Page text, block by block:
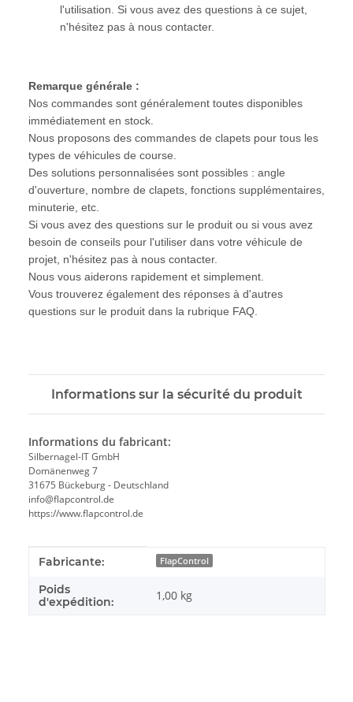
l'utilisation. Si vous avez des questions à ce sujet,
n'hésitez pas à nous contacter.
Remarque générale :
Nos commandes sont généralement toutes disponibles
immédiatement en stock.
Nous proposons des commandes de clapets pour tous les
types de véhicules de course.
Des solutions personnalisées sont possibles : angle
d'ouverture, nombre de clapets, fonctions supplémentaires,
minuterie, etc.
Si vous avez des questions sur le produit ou si vous avez
besoin de conseils pour l'utiliser dans votre véhicule de
projet, n'hésitez pas à nous contacter.
Nous vous aiderons rapidement et simplement.
Vous trouverez également des réponses à d'autres
questions sur le produit dans la rubrique FAQ.
Informations sur la sécurité du produit
Informations du fabricant:
Silbernagel-IT GmbH
Domänenweg 7
31675 Bückeburg - Deutschland
info@flapcontrol.de
https://www.flapcontrol.de
#productDetails.itemInformation#
#productDetails.itemValue#
Fabricante: FlapControl
Poids
d'expédition:
1,00 kg